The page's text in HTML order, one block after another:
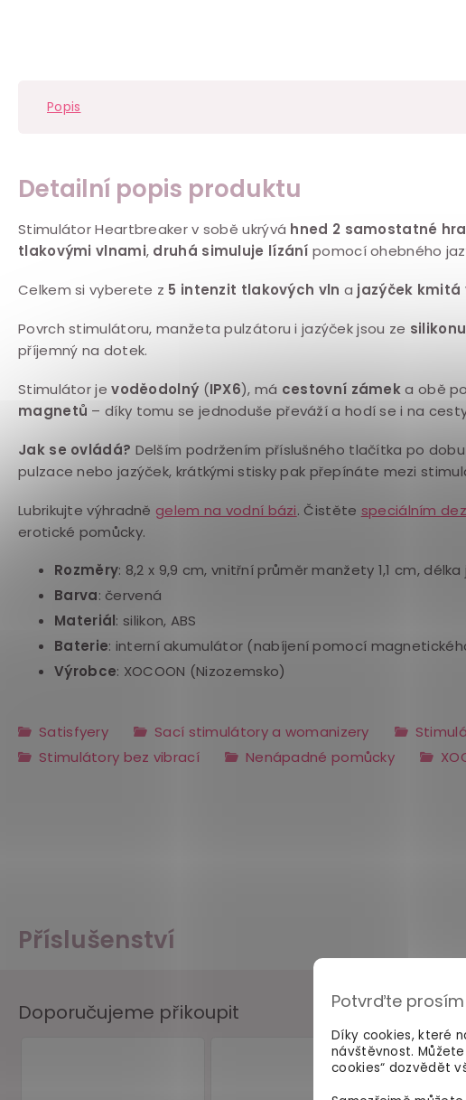
Potvrďte
Díky cookies, které
návštěvnost.
cookies“ dozvědět
Příslušenství
Popis
Detailní popis produktu
Stimulátor Heartbreaker v sobě ukrývá hned 2 samostatné
tlakovými vlnami, druhá simuluje lízání pomocí ohebného
Celkem si vyberete z 5 intenzit tlakových vln a jazýček kmitá
Povrch stimulátoru, manžeta pulzátoru i jazýček jsou ze silikonu
příjemný na dotek.
Stimulátor jevoděodolný (IPX6), má cestovní zámeka obě
magnetů – díky tomu se jednoduše převáží a hodí se i na
Jak se ovládá? Delším podržením příslušného tlačítka po
pulzace nebo jazýček, krátkými stisky pak přepínáte mezi
Lubrikujte výhradněgelem na vodní bázi. Čistěte speciálním
erotické pomůcky.
Rozměry: 8,2 x 9,9 cm, vnitřní průměr manžety 1,1 cm, délka
Barva: červená
Materiál: silikon, ABS
Baterie: interní akumulátor (nabíjení pomocí
Výrobce: XOCOON (Nizozemsko)
Satisfyery Sací stimulátory a womanizery
Stimulátory bez vibrací
Nenápadné pomůcky
Doporučujeme přikoupit